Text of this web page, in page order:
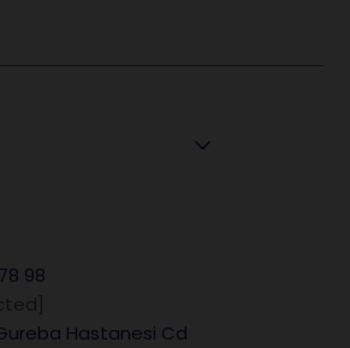
98
Hastanesi Cd